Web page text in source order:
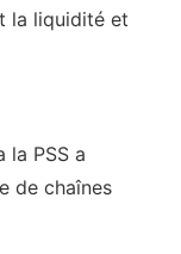
la liquidité et
la PSS a
de chaînes